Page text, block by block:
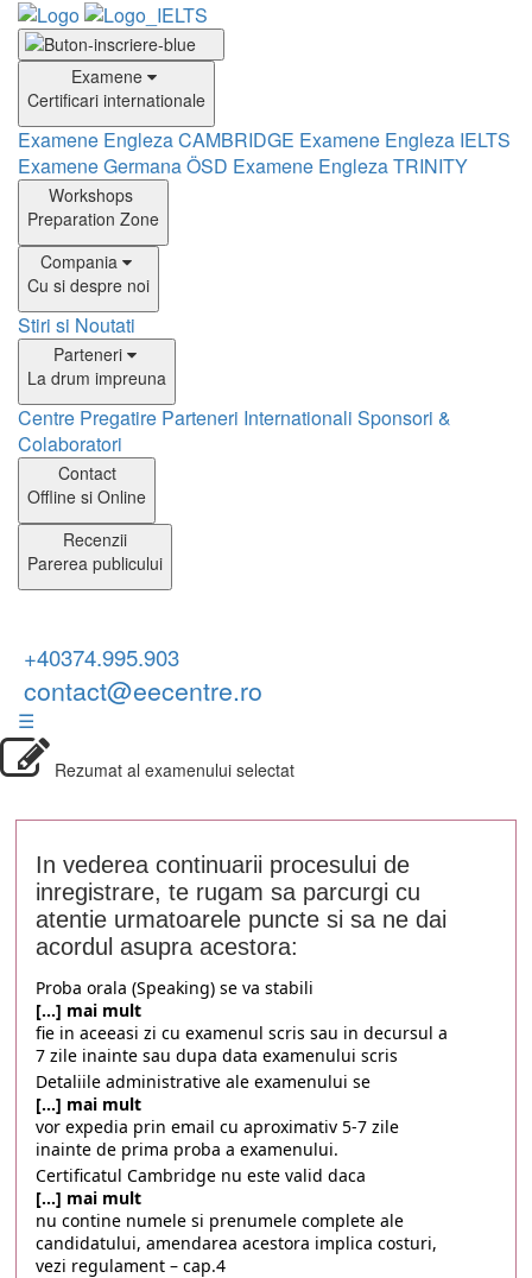
Examene
Certificari internationale
Examene Engleza CAMBRIDGE Examene Engleza IELTS
Examene Germana ÖSD Examene Engleza TRINITY
Workshops
Preparation Zone
Compania
Cu si despre noi
Stiri si Noutati
Parteneri
La drum impreuna
Centre Pregatire Parteneri Internationali Sponsori &
Colaboratori
Contact
Offline si Online
Recenzii
Parerea publicului
+40374.995.903
contact@eecentre.ro
☰
Rezumat al examenului selectat
In vederea continuarii procesului de
inregistrare, te rugam sa parcurgi cu
atentie urmatoarele puncte si sa ne dai
acordul asupra acestora:
Proba orala (Speaking) se va stabili
[...] mai mult
fie in aceeasi zi cu examenul scris sau in decursul a
7 zile inainte sau dupa data examenului scris
Detaliile administrative ale examenului se
[...] mai mult
vor expedia prin email cu aproximativ 5-7 zile
inainte de prima proba a examenului.
Certificatul Cambridge nu este valid daca
[...] mai mult
nu contine numele si prenumele complete ale
candidatului, amendarea acestora implica costuri,
vezi regulament – cap.4